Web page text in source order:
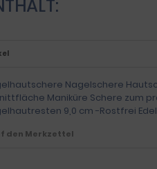
Nagelschere
Maniküre Schere zum
9,0 cm -Rostfrei
den Merkzettel